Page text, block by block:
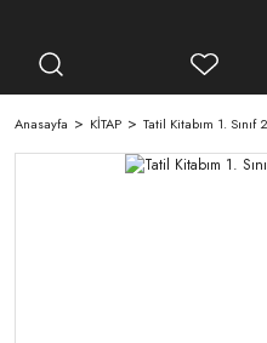
Anasayfa KİTAP Tatil Kitabım 1. Sınıf